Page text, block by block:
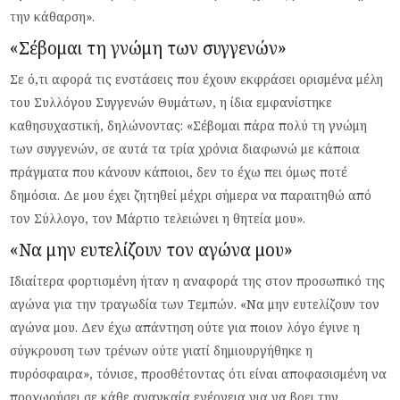
την κάθαρση».
«Σέβομαι τη γνώμη των συγγενών»
Σε ό,τι αφορά τις ενστάσεις που έχουν εκφράσει ορισμένα μέλη
του Συλλόγου Συγγενών Θυμάτων, η ίδια εμφανίστηκε
καθησυχαστική, δηλώνοντας: «Σέβομαι πάρα πολύ τη γνώμη
των συγγενών, σε αυτά τα τρία χρόνια διαφωνώ με κάποια
πράγματα που κάνουν κάποιοι, δεν το έχω πει όμως ποτέ
δημόσια. Δε μου έχει ζητηθεί μέχρι σήμερα να παραιτηθώ από
τον Σύλλογο, τον Μάρτιο τελειώνει η θητεία μου».
«Να μην ευτελίζουν τον αγώνα μου»
Ιδιαίτερα φορτισμένη ήταν η αναφορά της στον προσωπικό της
αγώνα για την τραγωδία των Τεμπών. «Να μην ευτελίζουν τον
αγώνα μου. Δεν έχω απάντηση ούτε για ποιον λόγο έγινε η
σύγκρουση των τρένων ούτε γιατί δημιουργήθηκε η
πυρόσφαιρα», τόνισε, προσθέτοντας ότι είναι αποφασισμένη να